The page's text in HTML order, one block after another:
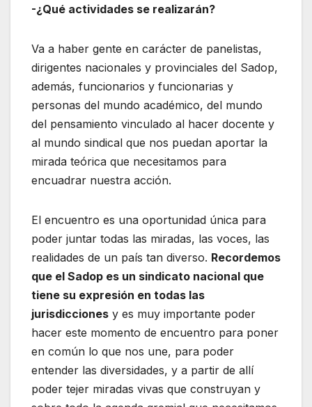
-¿Qué actividades se realizarán?
Va a haber gente en carácter de panelistas,
dirigentes nacionales y provinciales del Sadop,
además, funcionarios y funcionarias y
personas del mundo académico, del mundo
del pensamiento vinculado al hacer docente y
al mundo sindical que nos puedan aportar la
mirada teórica que necesitamos para
encuadrar nuestra acción.
El encuentro es una oportunidad única para
poder juntar todas las miradas, las voces, las
realidades de un país tan diverso. Recordemos
que el Sadop es un sindicato nacional que
tiene su expresión en todas las
jurisdicciones y es muy importante poder
hacer este momento de encuentro para poner
en común lo que nos une, para poder
entender las diversidades, y a partir de allí
poder tejer miradas vivas que construyan y